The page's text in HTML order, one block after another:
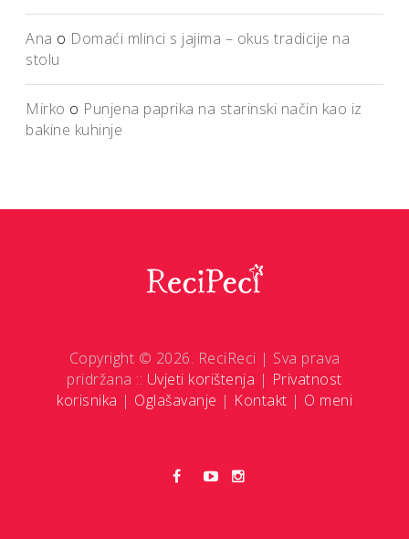
Ana o Domaći mlinci s jajima – okus tradicije na
stolu
Mirko o Punjena paprika na starinski način kao iz
bakine kuhinje
Copyright © 2026. ReciReci | Sva prava
pridržana :: Uvjeti korištenja | Privatnost
korisnika | Oglašavanje | Kontakt | O meni